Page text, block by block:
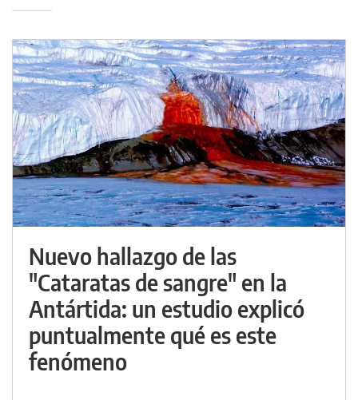
Nuevo hallazgo de las
"Cataratas de sangre" en la
Antártida: un estudio explicó
puntualmente qué es este
fenómeno